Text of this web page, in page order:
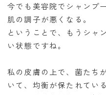
今でも美容院でシャンプ
肌の調子が悪くなる。
ということで、もうシャ
い状態ですね。
私の皮膚の上で、菌たち
いて、均衡が保たれてい